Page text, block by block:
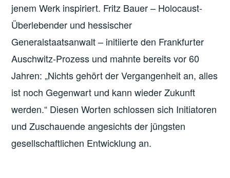
jenem Werk inspiriert. Fritz Bauer – Holocaust-
Überlebender und hessischer
Generalstaatsanwalt – initiierte den Frankfurter
Auschwitz-Prozess und mahnte bereits vor 60
Jahren: „Nichts gehört der Vergangenheit an, alles
ist noch Gegenwart und kann wieder Zukunft
werden.“ Diesen Worten schlossen sich Initiatoren
und Zuschauende angesichts der jüngsten
gesellschaftlichen Entwicklung an.